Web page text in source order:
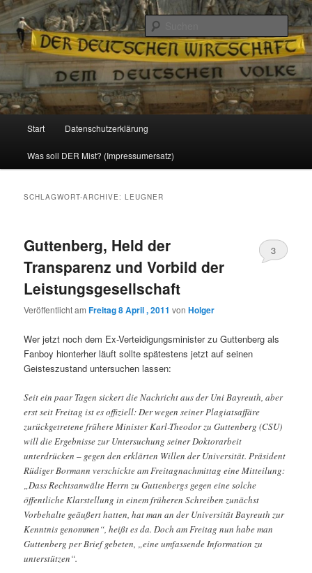
Reizzentrum
Politik, Wirtschaft, Soziales und Gesellschaft
Zum
Inhalt
Zum
sekundären
Start Datenschutzerklärung
Was soll DER Mist? (Impressumersatz)
SCHLAGWORT-ARCHIVE:LEUGNER
Guttenberg, Held der
Transparenz und Vorbild der
Leistungsgesellschaft
Veröffentlicht amFreitag 8 April , 2011 vonHolger
3
Wer jetzt noch dem Ex-Verteidigungsminister zu Guttenberg als
Fanboy hionterher läuft sollte spätestens jetzt auf seinen
Geisteszustand untersuchen lassen:
Seit ein paar Tagen sickert die Nachricht aus der Uni Bayreuth, aber
erst seit Freitag ist es offiziell: Der wegen seiner Plagiatsaffäre
zurückgetretene frühere Minister Karl-Theodor zu Guttenberg (CSU)
will die Ergebnisse zur Untersuchung seiner Doktorarbeit
unterdrücken – gegen den erklärten Willen der Universität. Präsident
Rüdiger Bormann verschickte am Freitagnachmittag eine Mitteilung:
„Dass Rechtsanwälte Herrn zu Guttenbergs gegen eine solche
öffentliche Klarstellung in einem früheren Schreiben zunächst
Vorbehalte geäußert hatten, hat man an der Universität Bayreuth zur
Kenntnis genommen“, heißt es da. Doch am Freitag nun habe man
Guttenberg per Brief gebeten, „eine umfassende Information zu
unterstützen“.